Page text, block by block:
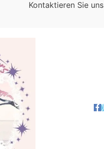
Kontaktieren Sie uns